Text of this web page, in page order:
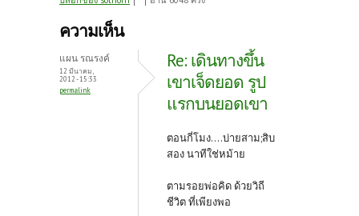
b
o
o
k
itt
er es
t
ความเห็น
แผน รณรงค์
12 มีนาคม,
2012 - 15:33
permalink
Re: เดินทางขึ้น
เขาเจ็ดยอด รูป
แรกบนยอดเขา
ตอนกี่โมง....บ่ายสาม;สิบ
สอง นาทีใช่หม้าย
ตามรอยพ่อคิด ด้วยวิถี
ชีวิต ที่เพียงพอ